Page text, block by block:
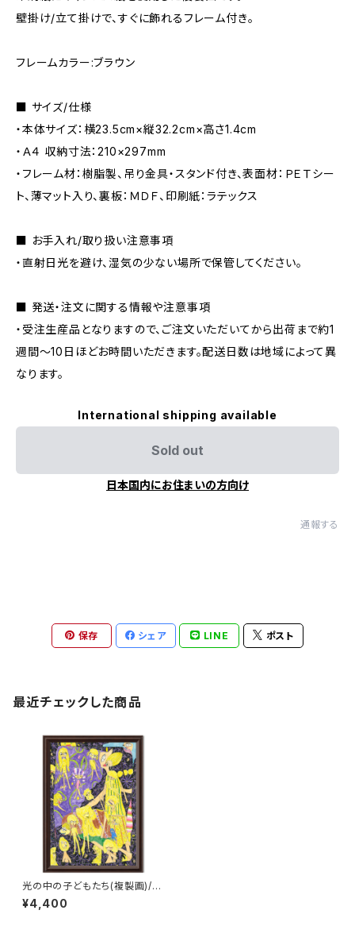
壁掛け/立て掛けで、すぐに飾れるフレーム付き。
フレームカラー:ブラウン
■ サイズ/仕様
・本体サイズ：横23.5cm×縦32.2cm×高さ1.4cm
・Ａ４ 収納寸法：210×297mm
・フレーム材：樹脂製、吊り金具・スタンド付き、表面材：ＰＥＴシー
ト、薄マット入り、裏板：ＭＤＦ、印刷紙：ラテックス
■ お手入れ/取り扱い注意事項
・直射日光を避け、湿気の少ない場所で保管してください。
■ 発送・注文に関する情報や注意事項
・受注生産品となりますので、ご注文いただいてから出荷まで約1
週間〜10日ほどお時間いただきます。配送日数は地域によって異
なります。
International shipping available
Sold out
日本国内にお住まいの方向け
通報する
保存 シェア LINE ポスト
最近チェックした商品
光の中の子どもたち(複製画)/S
HINICHIRO ISHIOKA
¥4,400